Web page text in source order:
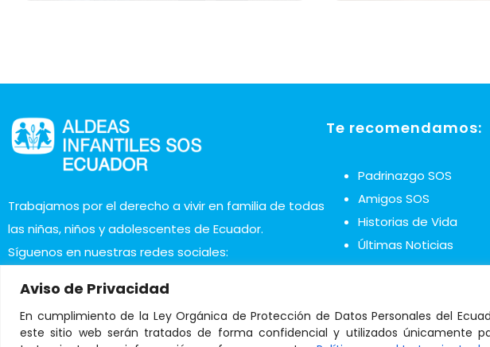
Aviso de Privacidad
En cumplimiento de la Ley Orgánica de Protección de Datos Personales del
este sitio web serán tratados de forma confidencial y utilizados únicamente
Trabajamos por el derecho a vivir en familia de todas
las niñas, niños y adolescentes de Ecuador.
Síguenos en nuestras redes sociales:
Te recomendamos:
Padrinazgo SOS
Amigos SOS
Historias de Vida
Últimas Noticias